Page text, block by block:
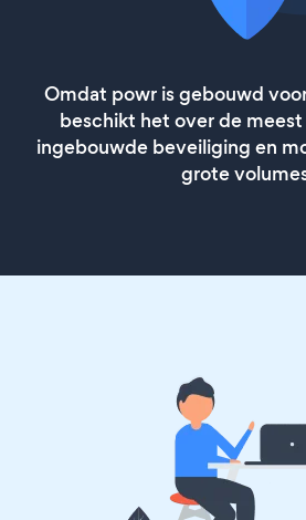
Omdat powr is gebouwd
beschikt het over de
ingebouwde beveiliging en
grote